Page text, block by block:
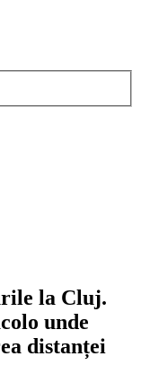
la Cluj.
unde
distanței